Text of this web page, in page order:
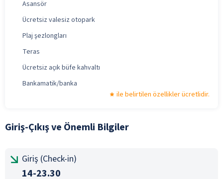
Asansör
Ücretsiz valesiz otopark
Plaj şezlongları
Teras
Ücretsiz açık büfe kahvaltı
Bankamatik/banka
ile belirtilen özellikler ücretlidir.
Giriş-Çıkış ve Önemli Bilgiler
Giriş (Check-in)
14-23.30